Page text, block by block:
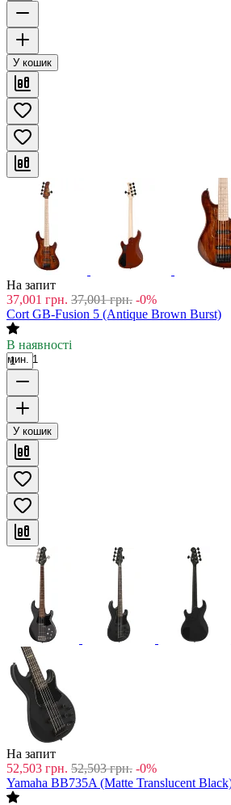
У кошик
На запит
37,001 грн. 37,001 грн. -0%
Cort GB-Fusion 5 (Antique Brown Burst)
В наявності
мин. 1
У кошик
На запит
52,503 грн. 52,503 грн. -0%
Yamaha BB735A (Matte Translucent